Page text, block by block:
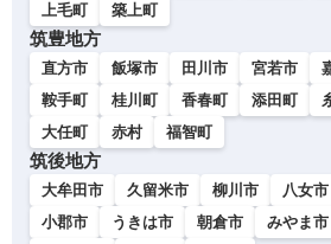
上毛町
築上町
筑豊地方
直方市 飯塚市 田川市 宮若市
鞍手町
桂川町 香春町 添田町
大任町
赤村 福智町
筑後地方
大牟田市 久留米市 柳川市 八女市
小郡市
うきは市 朝倉市 みやま市